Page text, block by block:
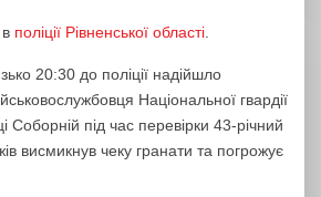
поліції Рівненської області
20:30 до поліції надійшло
Національної гвардії
Соборній під час перевірки 43-річний
висмикнув чеку гранати та погрожує